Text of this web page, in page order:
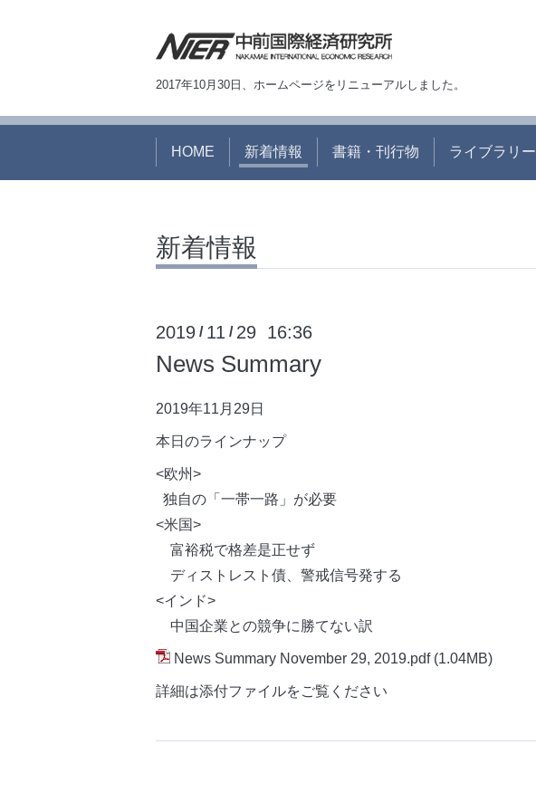
2017年10月30日、ホームページをリニューアルしました。
HOME 新着情報 書籍・刊行物 ライブラリー
新着情報
2019 / 11 / 29 16:36
News Summary
2019年11月29日
本日のラインナップ
<欧州>
独自の「一帯一路」が必要
<米国>
富裕税で格差是正せず
ディストレスト債、警戒信号発する
<インド>
中国企業との競争に勝てない訳
News Summary November 29, 2019.pdf (1.04MB)
詳細は添付ファイルをご覧ください